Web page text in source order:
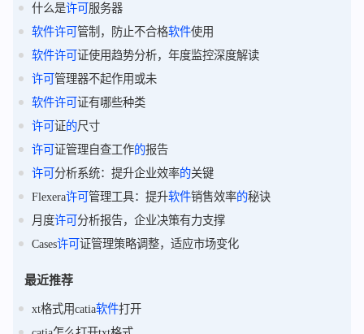
什么是许可服务器
软件许可管制，防止不合格软件使用
软件许可证使用趋势分析，年度监控深度解读
许可管理器不起作用或未
软件许可证有哪些种类
许可证的尺寸
许可证管理自查工作的报告
许可分析系统：提升企业效率的关键
Flexera许可管理工具：提升软件销售效率的秘诀
月度许可分析报告，企业决策有力支撑
Cases许可证管理策略调整，适应市场变化
最近推荐
xt格式用catia软件打开